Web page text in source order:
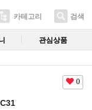
카테고리 검색
관심상품
0